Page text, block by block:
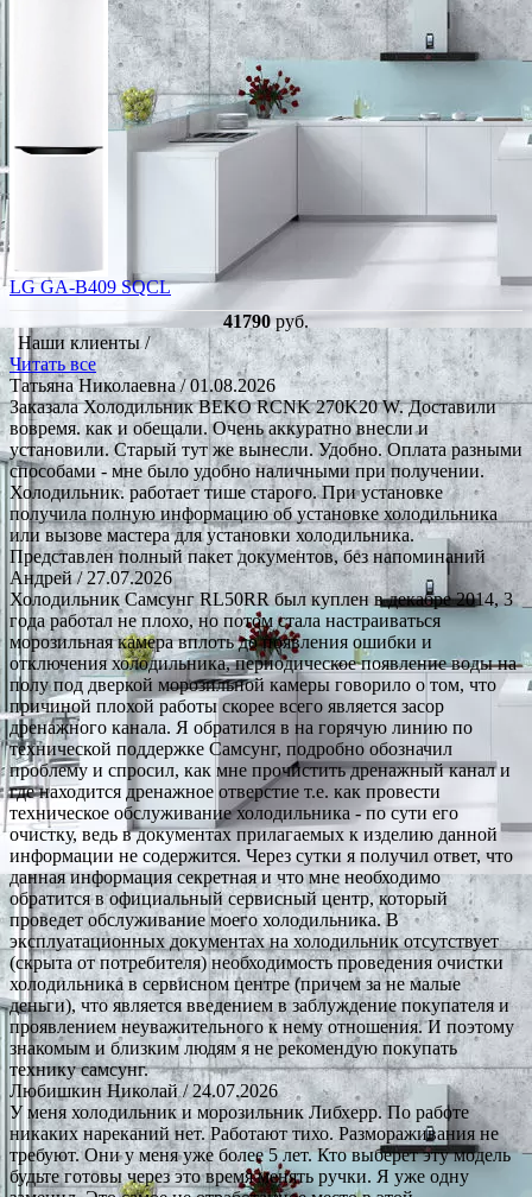
LG GA-B409 SQCL
41790руб.
Наши клиенты /
Читать все
Татьяна Николаевна/ 01.08.2026
Заказала Холодильник BEKO RCNK 270K20 W. Доставили
вовремя. как и обещали. Очень аккуратно внесли и
установили. Старый тут же вынесли. Удобно. Оплата разными
способами - мне было удобно наличными при получении.
Холодильник. работает тише старого. При установке
получила полную информацию об установке холодильника
или вызове мастера для установки холодильника.
Представлен полный пакет документов, без напоминаний
Андрей/ 27.07.2026
Холодильник Самсунг RL50RR был куплен в декабре 2014, 3
года работал не плохо, но потом стала настраиваться
морозильная камера вплоть до появления ошибки и
отключения холодильника, периодическое появление воды на
полу под дверкой морозильной камеры говорило о том, что
причиной плохой работы скорее всего является засор
дренажного канала. Я обратился в на горячую линию по
технической поддержке Самсунг, подробно обозначил
проблему и спросил, как мне прочистить дренажный канал и
где находится дренажное отверстие т.е. как провести
техническое обслуживание холодильника - по сути его
очистку, ведь в документах прилагаемых к изделию данной
информации не содержится. Через сутки я получил ответ, что
данная информация секретная и что мне необходимо
обратится в официальный сервисный центр, который
проведет обслуживание моего холодильника. В
эксплуатационных документах на холодильник отсутствует
(скрыта от потребителя) необходимость проведения очистки
холодильника в сервисном центре (причем за не малые
деньги), что является введением в заблуждение покупателя и
проявлением неуважительного к нему отношения. И поэтому
знакомым и близким людям я не рекомендую покупать
технику самсунг.
Любишкин Николай/ 24.07.2026
У меня холодильник и морозильник Либхерр. По работе
никаких нареканий нет. Работают тихо. Размораживания не
требуют. Они у меня уже более 5 лет. Кто выберет эту модель
будьте готовы через это время менять ручки. Я уже одну